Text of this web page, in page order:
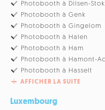
Photobooth à Dilsen-
Photobooth à Genk
Photobooth à Gingelom
Photobooth à Halen
Photobooth à Ham
Photobooth à Hamont-
Photobooth à Hasselt
AFFICHER LA SUITE
Luxembourg